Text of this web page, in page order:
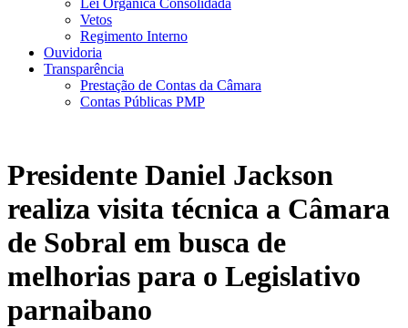
Lei Orgânica Consolidada
Vetos
Regimento Interno
Ouvidoria
Transparência
Prestação de Contas da Câmara
Contas Públicas PMP
Presidente Daniel Jackson
realiza visita técnica a Câmara
de Sobral em busca de
melhorias para o Legislativo
parnaibano